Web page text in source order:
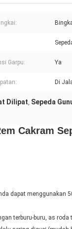
Garpu: Ya
Di
Dilipat, Sepeda
Cakram
dapat menggunakan
terburu-buru, as